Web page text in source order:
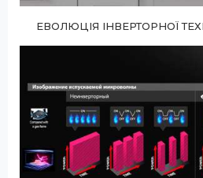
ЕВОЛЮЦІЯ ІНВЕРТОРНОЇ